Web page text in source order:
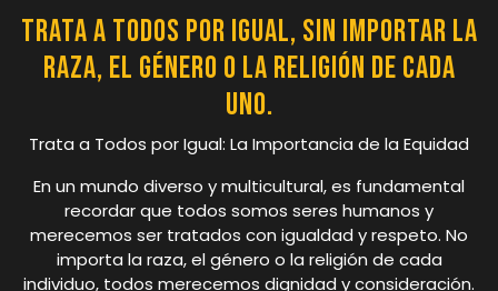
Trata a todos por igual, sin importar la
raza, el género o la religión de cada
uno.
Trata a Todos por Igual: La Importancia de la Equidad
En un mundo diverso y multicultural, es fundamental
recordar que todos somos seres humanos y
merecemos ser tratados con igualdad y respeto. No
importa la raza, el género o la religión de cada
individuo, todos merecemos dignidad y consideración.